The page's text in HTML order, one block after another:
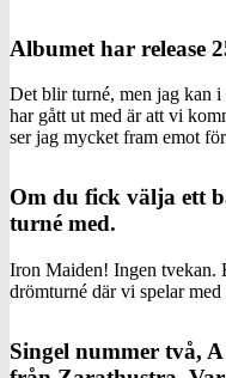
Albumet har release
Det blir turné, men jag kan i
har gått ut med är att vi
ser jag mycket fram emot
Om du fick välja ett
turné med.
Iron Maiden! Ingen tvekan.
drömturné där vi spelar
Singel nummer två,